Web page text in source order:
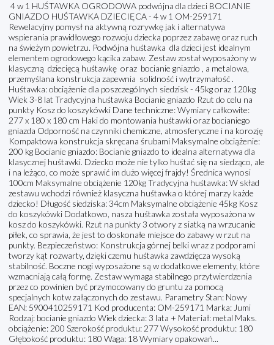
4 w 1 HUŚTAWKA OGRODOWA podwójna dla dzieci BOCIANIE
GNIAZDO HUŚTAWKA DZIECIĘCA - 4 w 1 OM-259171
Rewelacyjny pomysł na aktywną rozrywkę jak i alternatywa
wspierania prawidłowego rozwoju dziecka poprzez zabawę oraz ruch
na świeżym powietrzu. Podwójna huśtawka dla dzieci jest idealnym
elementem ogrodowego kącika zabaw. Zestaw został wyposażony w
klasyczną dziecięcą huśtawkę oraz bocianie gniazdo , a metalowa,
przemyślana konstrukcja zapewnia solidność i wytrzymałość .
Huśtawka: obciążenie dla poszczególnych siedzisk - 45kg oraz 120kg
Wiek 3-8 lat Tradycyjna huśtawka Bocianie gniazdo Rzut do celu na
punkty Kosz do koszykówki Dane techniczne: Wymiary całkowite:
277 x 180 x 180 cm Haki do montowania huśtawki oraz bocianiego
gniazda Odporność na czynniki chemiczne, atmosferyczne i na korozję
Kompaktowa konstrukcja skręcana śrubami Maksymalne obciążenie:
200 kg Bocianie gniazdo: Bocianie gniazdo to idealna alternatywa dla
klasycznej huśtawki. Dziecko może nie tylko huśtać się na siedząco, ale
i na leżąco, co może sprawić im dużo więcej frajdy! Średnica wynosi
100cm Maksymalne obciążenie 120kg Tradycyjna huśtawka: W skład
zestawu wchodzi również klasyczna huśtawka o której marzy każde
dziecko! Długość siedziska: 34cm Maksymalne obciążenie 45kg Kosz
do koszykówki Dodatkowo, nasza huśtawka została wyposażona w
kosz do koszykówki. Rzut na punkty 3 otwory z siatką na wrzucanie
piłek, co sprawia, że jest to doskonałe miejsce do zabawy w rzut na
punkty. Bezpieczeństwo: Konstrukcja górnej belki wraz z podporami
tworzy kąt rozwarty, dzięki czemu huśtawka zawdzięcza wysoką
stabilność. Boczne nogi wyposażone są w dodatkowe elementy, które
wzmacniają całą formę. Zestaw wymaga stabilnego przytwierdzenia
przez co powinien być przymocowany do gruntu za pomocą
specjalnych kotw załączonych do zestawu. Parametry Stan: Nowy
EAN: 5900410259171 Kod producenta: OM-259171 Marka: Jumi
Rodzaj: bocianie gniazdo Wiek dziecka: 3 lata + Materiał: metal Maks.
obciążenie: 200 Szerokość produktu: 277 Wysokość produktu: 180
Głębokość produktu: 180 Waga: 18 Wymiary opakowań...